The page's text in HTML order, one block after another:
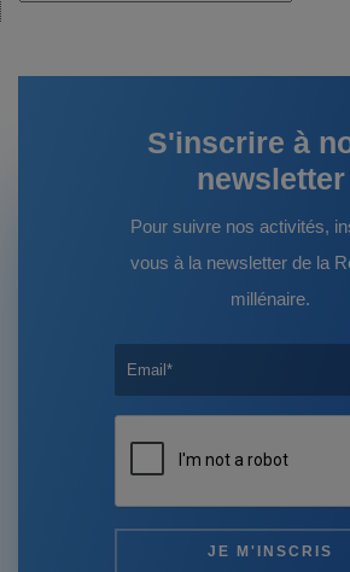
S'inscrire à
newsletter
Pour suivre nos activités,
vous à la newsletter de la
millénaire.